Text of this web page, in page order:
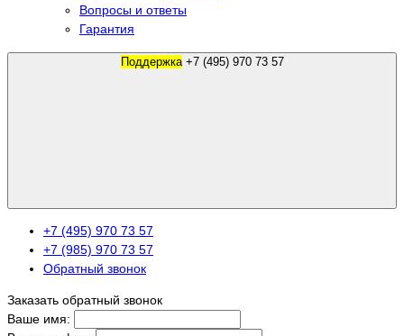
Вопросы и ответы
Гарантия
Поддержка +7 (495) 970 73 57
+7 (495) 970 73 57
+7 (985) 970 73 57
Обратный звонок
Заказать обратный звонок
Ваше имя: